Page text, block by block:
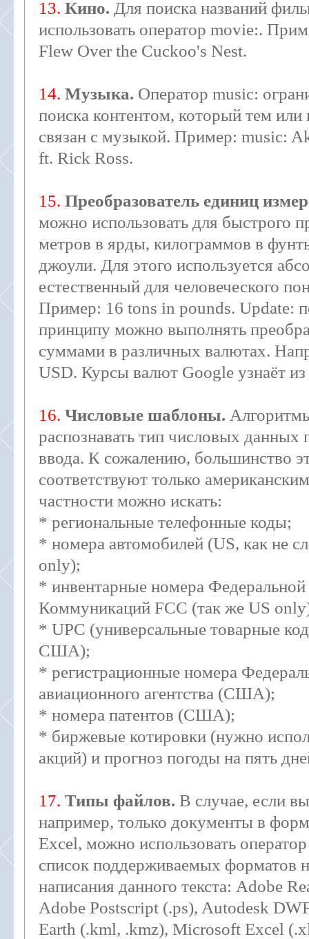
13. Кино. Для поиска названий
использовать оператор movie:.
Flew Over the Cuckoo's Nest.
14. Музыка. Оператор music:
поиска контентом, который тем
связан с музыкой. Пример: music:
ft. Rick Ross.
15. Преобразователь единиц
можно использовать для быстрого
метров в ярды, килограммов в
джоули. Для этого используется
естественный для человеческого
Пример: 16 tons in pounds. Update:
принципу можно выполнять
суммами в различных валютах.
USD. Курсы валют Google узнаёт
16. Числовые шаблоны.
распознавать тип числовых
ввода. К сожалению, большинство
соответствуют только
частности можно искать:
* региональные телефонные коды;
* номера автомобилей (US, как не
only);
* инвентарные номера
Коммуникаций FCC (так же US
* UPC (универсальные товарные
США);
* регистрационные номера
авиационного агентства (США);
* номера патентов (США);
* биржевые котировки (нужно
акций) и прогноз погоды на пять
17. Типы файлов. В случае, если
например, только документы в
Excel, можно использовать
список поддерживаемых форматов
написания данного текста: Adobe
Adobe Postscript (.ps), Autodesk
Earth (.kml, .kmz), Microsoft Excel